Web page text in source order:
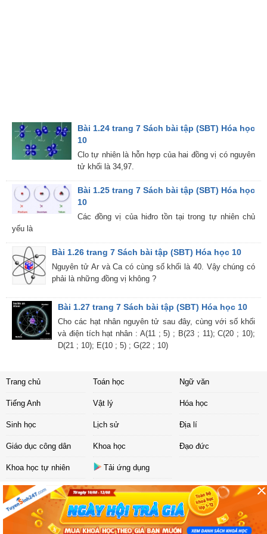
Bài 1.24 trang 7 Sách bài tập (SBT) Hóa học
10
Clo tự nhiên là hỗn hợp của hai đồng vị có nguyên
tử khối là 34,97.
Bài 1.25 trang 7 Sách bài tập (SBT) Hóa học
10
Các đồng vị của hiđro tồn tại trong tự nhiên chủ
yếu là
Bài 1.26 trang 7 Sách bài tập (SBT) Hóa học 10
Nguyên tử Ar và Ca có cùng số khối là 40. Vậy chúng có
phải là những đồng vị không ?
Bài 1.27 trang 7 Sách bài tập (SBT) Hóa học 10
Cho các hạt nhân nguyên tử sau đây, cùng với số khối
và điện tích hạt nhân : A(11 ; 5) ; B(23 ; 11); C(20 ; 10);
D(21 ; 10); E(10 ; 5) ; G(22 ; 10)
Trang chủ Toán học Ngữ văn
Tiếng Anh Vật lý Hóa học
Sinh học Lịch sử Địa lí
Giáo dục công dân Khoa học Đạo đức
Khoa học tự nhiên Tải ứng dụng
Liên hệ|Chính sách
Copyright ©2017 Sachbaitap.com